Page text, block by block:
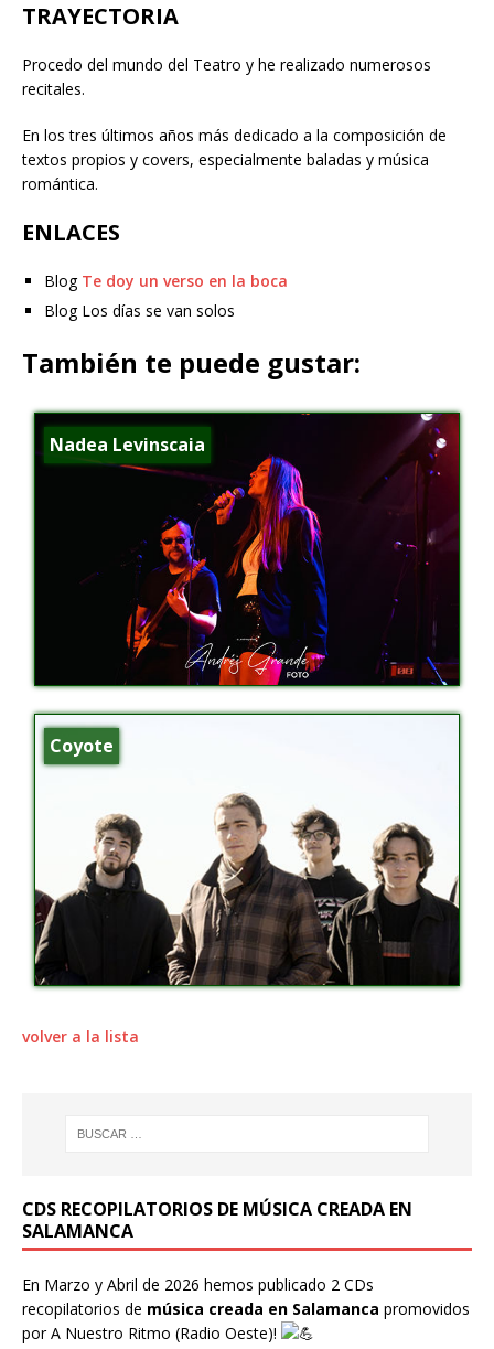
TRAYECTORIA
Procedo del mundo del Teatro y he realizado numerosos
recitales.
En los tres últimos años más dedicado a la composición de
textos propios y covers, especialmente baladas y música
romántica.
ENLACES
Blog Te doy un verso en la boca
Blog Los días se van solos
También te puede gustar:
Nadea Levinscaia
Coyote
volver a la lista
CDS RECOPILATORIOS DE MÚSICA CREADA EN
SALAMANCA
En Marzo y Abril de 2026 hemos publicado 2 CDs
recopilatorios de música creada en Salamanca promovidos
porA Nuestro Ritmo (Radio Oeste)!